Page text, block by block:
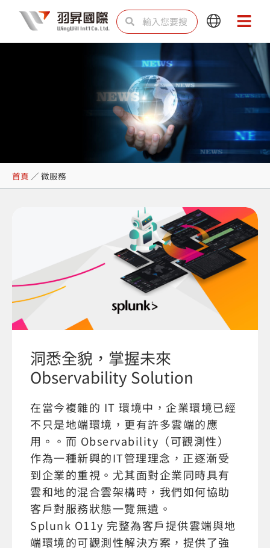
主
搜
尋 尋
Main
Menu
Main
Menu
微服務
首頁 ／ 微服務
洞悉全貌，掌握未來
Observability Solution
在當今複雜的 IT 環境中，企業環境已經
不只是地端環境，更有許多雲端的應
用。。而 Observability（可觀測性）
作為一種新興的IT管理理念，正逐漸受
到企業的重視。尤其面對企業同時具有
雲和地的混合雲架構時，我們如何協助
客戶對服務狀態一覽無遺。
Splunk O11y 完整為客戶提供雲端與地
端環境的可觀測性解決方案，提供了強